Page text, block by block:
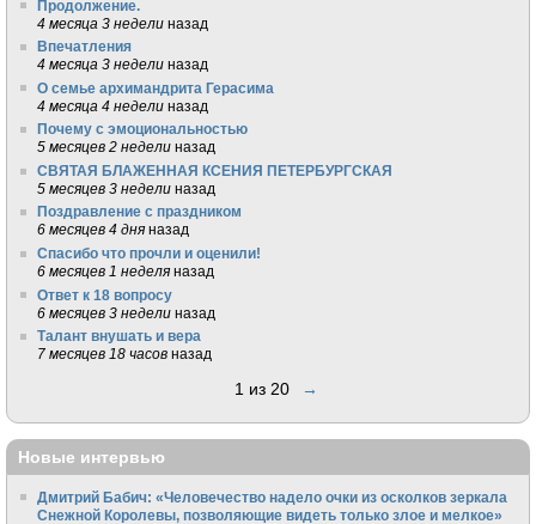
Продолжение.
4 месяца 3 недели назад
Впечатления
4 месяца 3 недели назад
О семье архимандрита Герасима
4 месяца 4 недели назад
Почему с эмоциональностью
5 месяцев 2 недели назад
СВЯТАЯ БЛАЖЕННАЯ КСЕНИЯ ПЕТЕРБУРГСКАЯ
5 месяцев 3 недели назад
Поздравление с праздником
6 месяцев 4 дня назад
Спасибо что прочли и оценили!
6 месяцев 1 неделя назад
Ответ к 18 вопросу
6 месяцев 3 недели назад
Талант внушать и вера
7 месяцев 18 часов назад
1 из 20 →
Новые интервью
Дмитрий Бабич: «Человечество надело очки из осколков зеркала
Снежной Королевы, позволяющие видеть только злое и мелкое»